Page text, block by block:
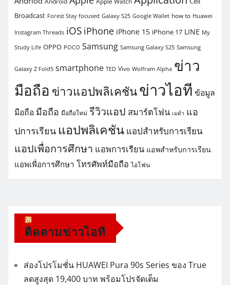
Broadcast Forest Stay focused Galaxy S25 Google Wallet how to Huawei
Instagram Threads iOS iPhone iPhone 15 iPhone 17 LINE My
Study Life OPPO POCO Samsung Samsung Galaxy S25 Samsung
Galaxy Z Fold5 smartphone TED Vivo Wolfram Alpha ข่าว
มือถือ ข่าวแอปพลิเคชันข่าวไอที ข้อมูล
มือถือ มือถือ มือถือใหม่ รีวิวแอป สมาร์ตโฟน เมต้า แอ
ปการเรียน แอปพลิเคชัน แอปสำหรับการเรียน
แอปเพื่อการศึกษา แอพการเรียน แอพสำหรับการเรียน
แอพเพื่อการศึกษา โทรศัพท์มือถือ ไอโฟน
ติดตามข่าวไอที
ส่องโปรโมชั่น HUAWEI Pura 90s Series ของ True
ลดสูงสุด 19,400 บาท พร้อมโปรจัดเต็ม